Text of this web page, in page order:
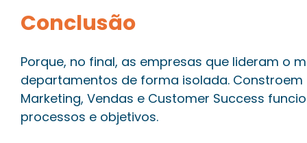
Conclusão
Porque, no final, as empresas que lideram o
departamentos de forma isolada.
Marketing, Vendas e Customer Success
processos e objetivos.